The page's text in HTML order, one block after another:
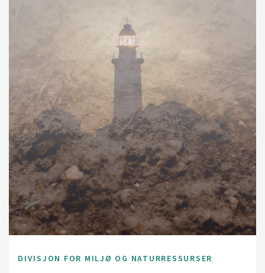
DIVISJON FOR MILJØ OG NATURRESSURSER